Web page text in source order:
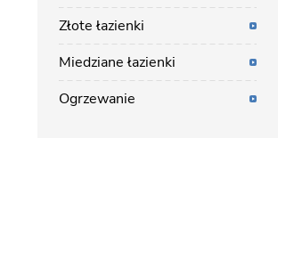
Złote łazienki
Miedziane łazienki
Ogrzewanie